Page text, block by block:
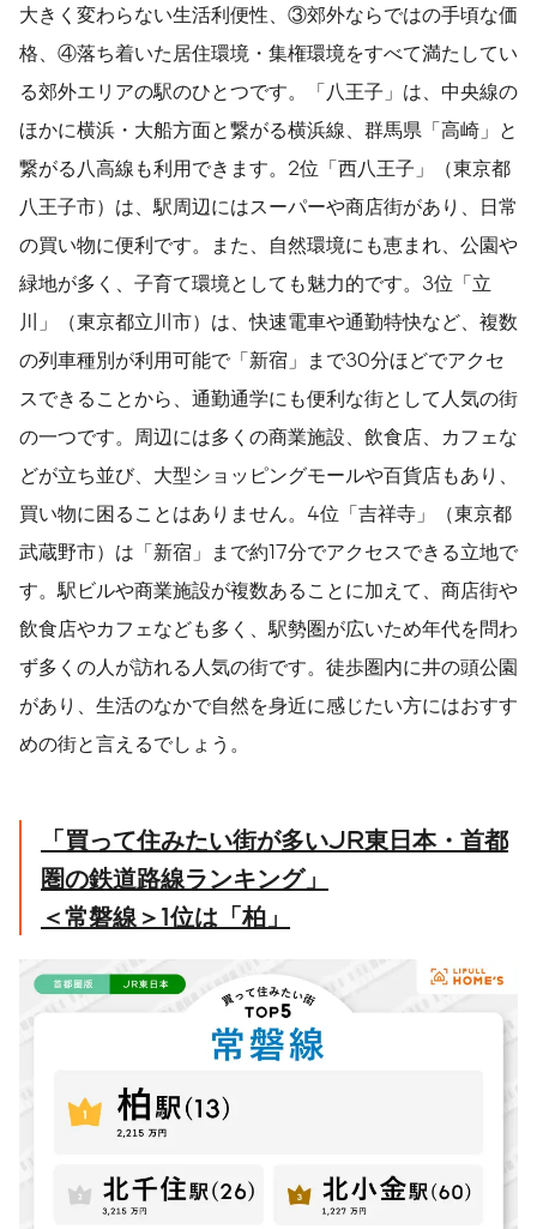
大きく変わらない生活利便性、③郊外ならではの手頃な価
格、④落ち着いた居住環境・集権環境をすべて満たしてい
る郊外エリアの駅のひとつです。「八王子」は、中央線の
ほかに横浜・大船方面と繋がる横浜線、群馬県「高崎」と
繋がる八高線も利用できます。2位「西八王子」（東京都
八王子市）は、駅周辺にはスーパーや商店街があり、日常
の買い物に便利です。また、自然環境にも恵まれ、公園や
緑地が多く、子育て環境としても魅力的です。3位「立
川」（東京都立川市）は、快速電車や通勤特快など、複数
の列車種別が利用可能で「新宿」まで30分ほどでアクセ
スできることから、通勤通学にも便利な街として人気の街
の一つです。周辺には多くの商業施設、飲食店、カフェな
どが立ち並び、大型ショッピングモールや百貨店もあり、
買い物に困ることはありません。4位「吉祥寺」（東京都
武蔵野市）は「新宿」まで約17分でアクセスできる立地で
す。駅ビルや商業施設が複数あることに加えて、商店街や
飲食店やカフェなども多く、駅勢圏が広いため年代を問わ
ず多くの人が訪れる人気の街です。徒歩圏内に井の頭公園
があり、生活のなかで自然を身近に感じたい方にはおすす
めの街と言えるでしょう。
「買って住みたい街が多いJR東日本・首都
圏の鉄道路線ランキング」
＜常磐線＞ 1位は「柏」